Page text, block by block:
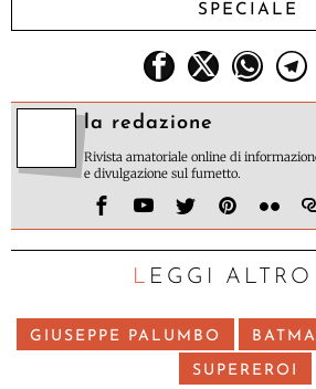
SPECIALE
la redazione
Rivista amatoriale online di
e divulgazione sul fumetto.
LEGGI
GIUSEPPE PALUMBO
SUPEREROI